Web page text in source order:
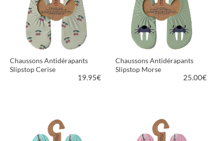
Chaussons Antidérapants
Slipstop Cerise
19.95€
Chaussons Antidérapants
Slipstop Morse
25.00€
VOIR LE PRODUIT